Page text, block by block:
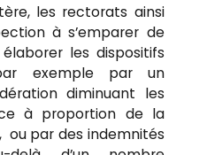
les rectorats ainsi
à s’emparer de
les dispositifs
exemple par un
diminuant les
à proportion de la
par des indemnités